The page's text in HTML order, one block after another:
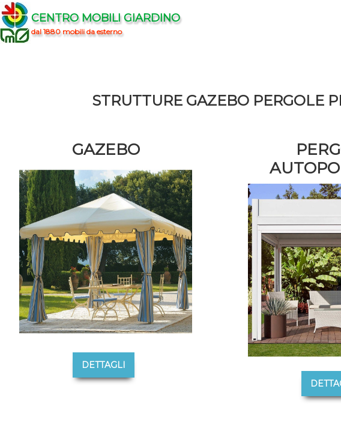
CENTRO MOBILI GIARDINO
dal 1880 mobili da esterno
STRUTTURE GAZEBO PERGOLE
GAZEBO
DETTAGLI